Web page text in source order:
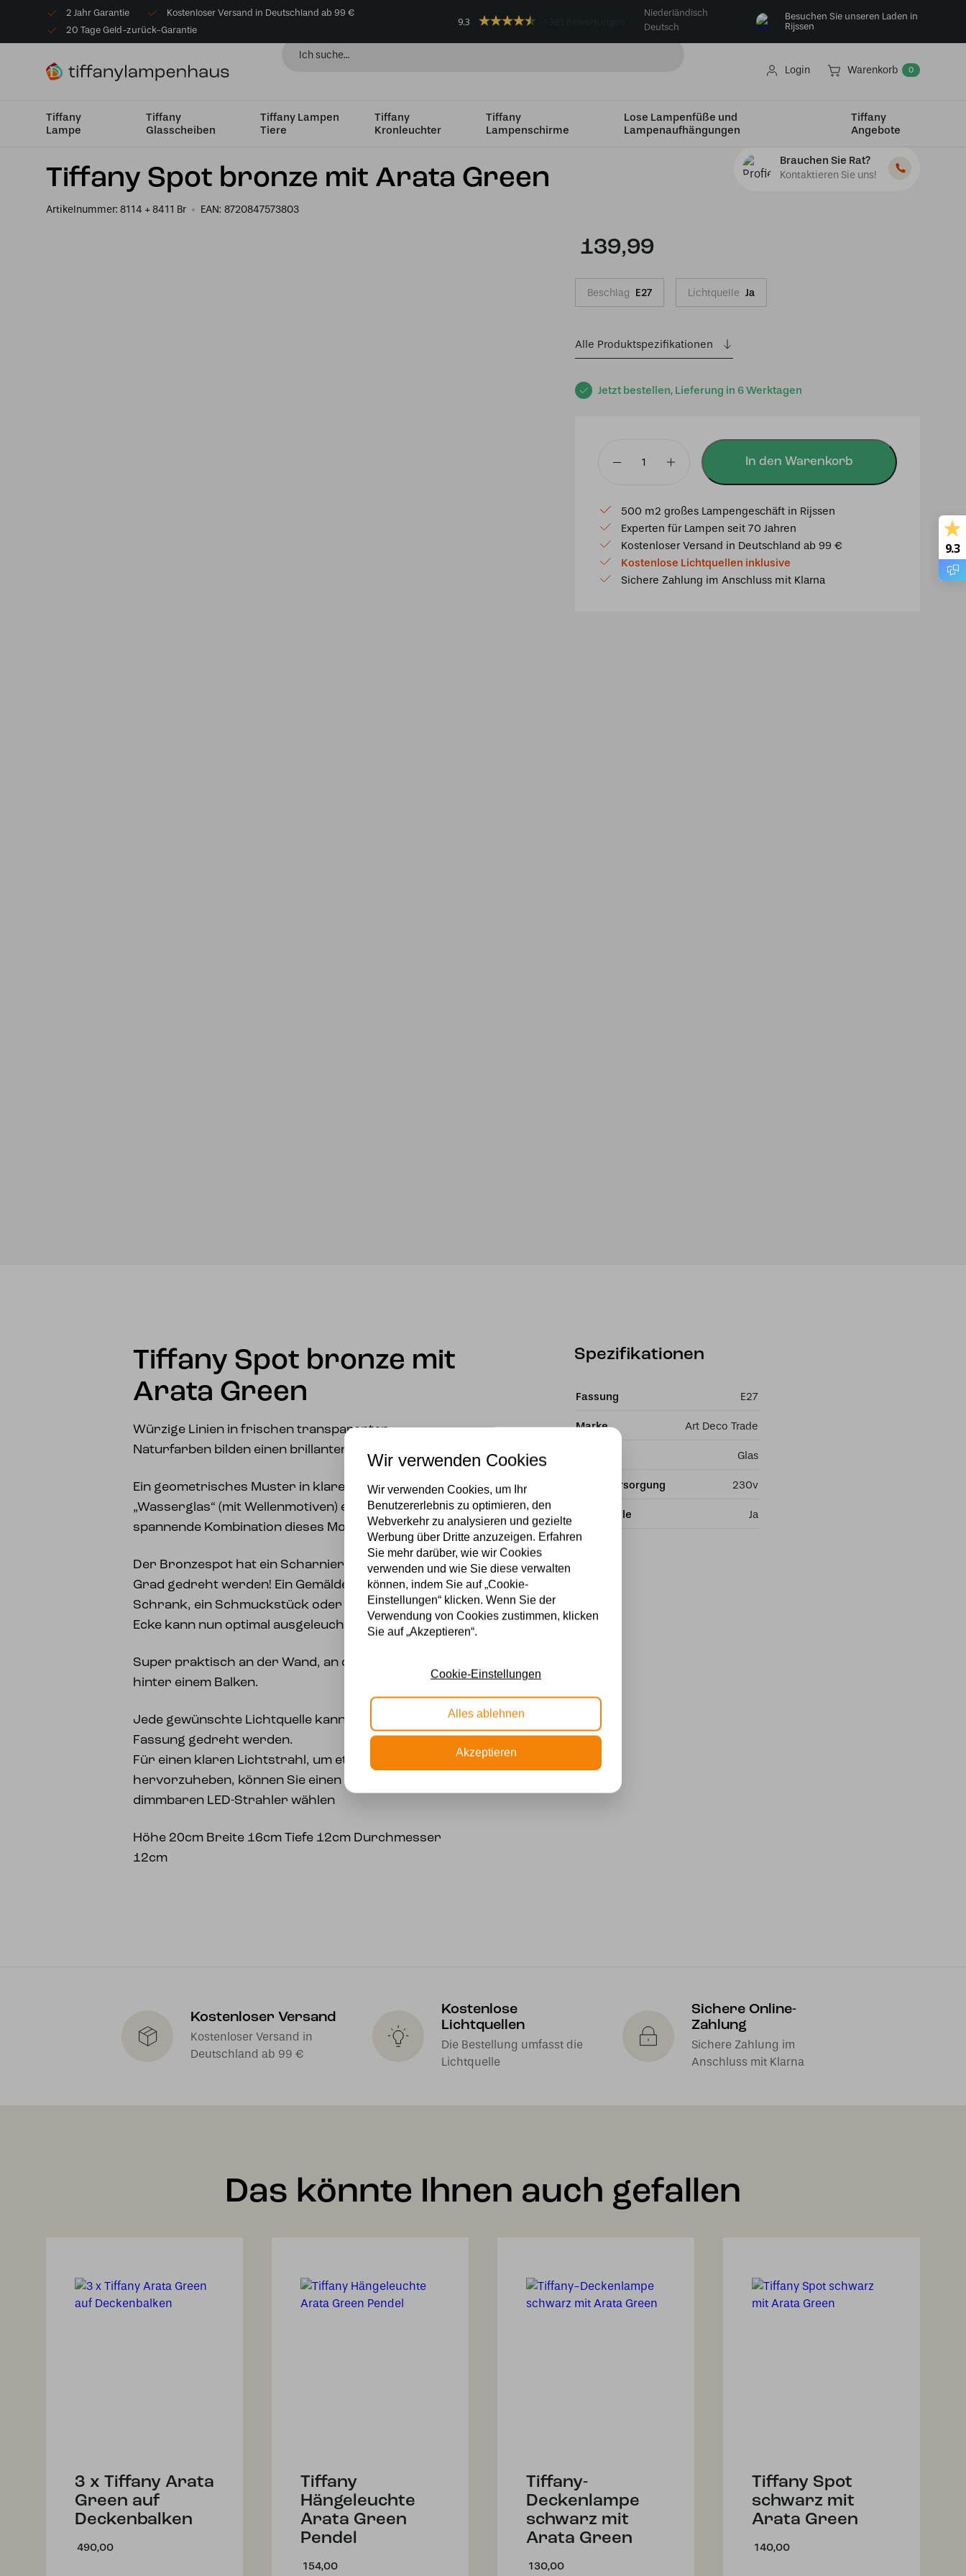
2 Jahr Garantie
Kostenloser Versand in Deutschland ab 99 €
20 Tage Geld-zurück-Garantie
9.3
Niederländisch
Deutsch
Besuchen Sie unseren Laden in
Rijssen
Login Warenkorb 0
Tiffany
Lampe
Tiffany
Glasscheiben
Tiffany Lampen
Tiere
Tiffany
Kronleuchter
Tiffany
Lampenschirme
Lose Lampenfüße und
Lampenaufhängungen
Tiffany
Angebote
Startseite Tiffany Wandleuchte Wandleuchte mit Wandhalterung Tiffany Spot bronze mit Arata Green
Tiffany Spot bronze mit Arata Green
Artikelnummer: 8114 + 8411 Br EAN: 8720847573803
Brauchen Sie Rat?
Kontaktieren Sie uns!
Jetzt bestellen, Lieferung in 6 Werktagen
139,99
Beschlag E27 Lichtquelle Ja
Alle Produktspezifikationen
bronze
mit
Arata
Green
Menge
In den Warenkorb
500 m2 großes Lampengeschäft in Rijssen
Experten für Lampen seit 70 Jahren
Kostenloser Versand in Deutschland ab 99 €
Kostenlose Lichtquellen inklusive
Sichere Zahlung im Anschluss mit Klarna
Tiffany Spot bronze mit
Arata Green
Würzige Linien in frischen transparenten
Naturfarben bilden einen brillanten Glasschirm.
Ein geometrisches Muster in klarem und grünem
„Wasserglas“ (mit Wellenmotiven) ergeben eine
spannende Kombination dieses Modells!
Der Bronzespot hat ein Scharnier und kann um 350
Grad gedreht werden! Ein Gemälde, eine Pflanze, ein
Schrank, ein Schmuckstück oder einfach eine dunkle
Ecke kann nun optimal ausgeleuchtet werden.
Super praktisch an der Wand, an der Decke, auf und
hinter einem Balken.
Jede gewünschte Lichtquelle kann in der E-27-
Fassung gedreht werden.
Für einen klaren Lichtstrahl, um etwas Bestimmtes
hervorzuheben, können Sie einen speziellen
dimmbaren LED-Strahler wählen
Höhe 20cm Breite 16cm Tiefe 12cm Durchmesser
12cm
Spezifikationen
Fassung E27
Marke Art Deco Trade
Glas
Stromversorgung 230v
Lichtquelle Ja
Kostenloser Versand
Kostenloser Versand in
Deutschland ab 99 €
Kostenlose
Lichtquellen
Die Bestellung umfasst die
Lichtquelle
Sichere Online-
Zahlung
Sichere Zahlung im
Anschluss mit Klarna
Das könnte Ihnen auch gefallen
3 x Tiffany Arata
Green auf
Deckenbalken
490,00
Tiffany
Hängeleuchte
Arata Green
Pendel
154,00
Tiffany-
Deckenlampe
schwarz mit
Arata Green
130,00
Tiffany Spot
schwarz mit
Arata Green
140,00
9.3
Wir verwenden Cookies
Wir verwenden Cookies, um Ihr
Benutzererlebnis zu optimieren, den
Webverkehr zu analysieren und gezielte
Werbung über Dritte anzuzeigen. Erfahren
Sie mehr darüber, wie wir Cookies
verwenden und wie Sie diese verwalten
können, indem Sie auf „Cookie-
Einstellungen“ klicken. Wenn Sie der
Verwendung von Cookies zustimmen, klicken
Sie auf „Akzeptieren“.
Cookie-Einstellungen
Alles ablehnen
Akzeptieren